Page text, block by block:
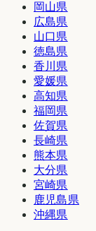
岡山県
広島県
山口県
徳島県
香川県
愛媛県
高知県
福岡県
佐賀県
長崎県
熊本県
大分県
宮崎県
鹿児島県
沖縄県